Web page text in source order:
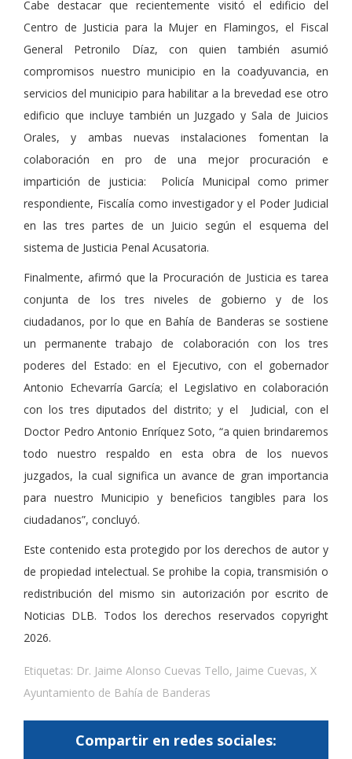
Cabe destacar que recientemente visitó el edificio del
Centro de Justicia para la Mujer en Flamingos, el Fiscal
General Petronilo Díaz, con quien también asumió
compromisos nuestro municipio en la coadyuvancia, en
servicios del municipio para habilitar a la brevedad ese otro
edificio que incluye también un Juzgado y Sala de Juicios
Orales, y ambas nuevas instalaciones fomentan la
colaboración en pro de una mejor procuración e
impartición de justicia: Policía Municipal como primer
respondiente, Fiscalía como investigador y el Poder Judicial
en las tres partes de un Juicio según el esquema del
sistema de Justicia Penal Acusatoria.
Finalmente, afirmó que la Procuración de Justicia es tarea
conjunta de los tres niveles de gobierno y de los
ciudadanos, por lo que en Bahía de Banderas se sostiene
un permanente trabajo de colaboración con los tres
poderes del Estado: en el Ejecutivo, con el gobernador
Antonio Echevarría García; el Legislativo en colaboración
con los tres diputados del distrito; y el Judicial, con el
Doctor Pedro Antonio Enríquez Soto, “a quien brindaremos
todo nuestro respaldo en esta obra de los nuevos
juzgados, la cual significa un avance de gran importancia
para nuestro Municipio y beneficios tangibles para los
ciudadanos”, concluyó.
Este contenido esta protegido por los derechos de autor y
de propiedad intelectual. Se prohibe la copia, transmisión o
redistribución del mismo sin autorización por escrito de
Noticias DLB. Todos los derechos reservados copyright
2026.
Etiquetas: Dr. Jaime Alonso Cuevas Tello, Jaime Cuevas, X
Ayuntamiento de Bahía de Banderas
Compartir en redes sociales: